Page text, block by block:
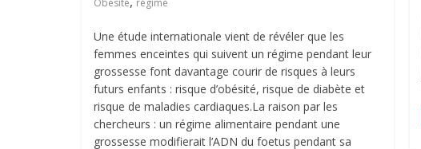
Obésité régime
Une étude internationale vient de révéler que les
femmes enceintes qui suivent un régime pendant leur
grossesse font davantage courir de risques à leurs
futurs enfants : risque d’obésité, risque de diabète et
risque de maladies cardiaques.La raison par les
chercheurs : un régime alimentaire pendant une
grossesse modifierait l’ADN du foetus pendant sa